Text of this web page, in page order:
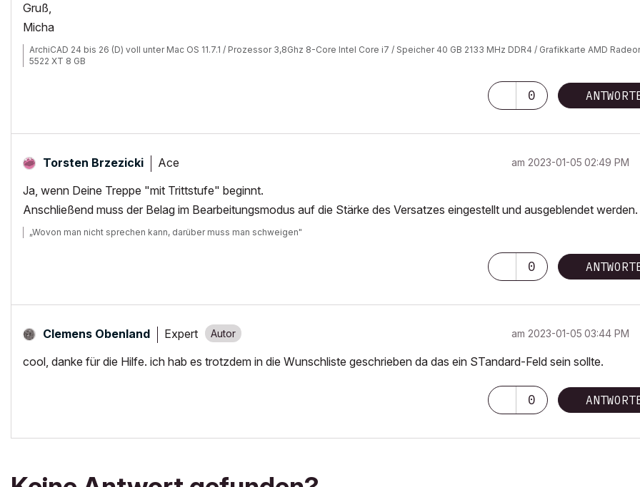
Gruß,
Micha
ArchiCAD 24 bis 26 (D) voll unter Mac OS 11.7.1 / Prozessor 3,8Ghz 8-Core Intel Core i7 / Speicher 40 GB 2133 MHz DDR4 / Grafikkarte AMD
5522 XT 8 GB
0
Torsten Brzezicki Ace am ‎2023-01-05 02:49 PM
Ja, wenn Deine Treppe "mit Trittstufe" beginnt.
Anschließend muss der Belag im Bearbeitungsmodus auf die Stärke des Versatzes eingestellt und ausgeblendet werden.
„Wovon man nicht sprechen kann, darüber muss man schweigen"
0
Clemens Obenland Expert am ‎2023-01-05 03:44 PM
cool, danke für die Hilfe. ich hab es trotzdem in die Wunschliste geschrieben da das ein STandard-Feld sein sollte.
0